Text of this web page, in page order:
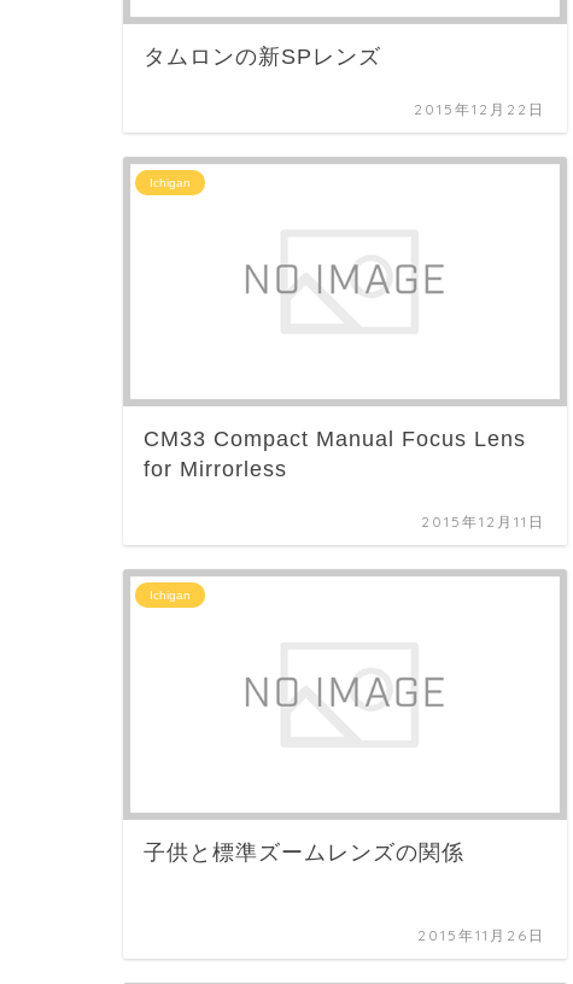
タムロンの新SPレンズ
2015年12月22日
Ichigan
CM33 Compact Manual Focus Lens
for Mirrorless
2015年12月11日
Ichigan
子供と標準ズームレンズの関係
2015年11月26日